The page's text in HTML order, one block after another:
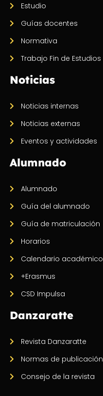
Estudio
Guías docentes
Normativa
Trabajo Fin de Estudios
Noticias
Noticias internas
Noticias externas
Eventos y actividades
Alumnado
Alumnado
Guía del alumnado
Guía de matriculación
Horarios
Calendario académico
+Erasmus
CSD Impulsa
Danzaratte
Revista Danzaratte
Normas de publicación
Consejo de la revista